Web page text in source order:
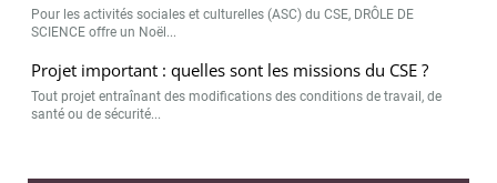
Pour les activités sociales et culturelles (ASC) du CSE, DRÔLE DE
SCIENCE offre un Noël...
Projet important : quelles sont les missions du CSE ?
Tout projet entraînant des modifications des conditions de travail, de
santé ou de sécurité...